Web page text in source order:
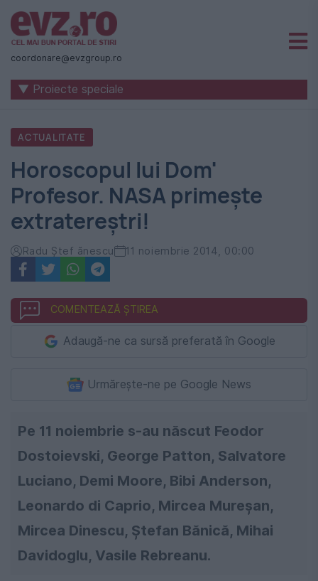
Știri
naționale
internaționale
România
-
Evenimentul
Zilei
coordonare@evzgroup.ro
▼ Proiecte speciale
ACTUALITATE
Horoscopul lui Dom'
Profesor. NASA primeşte
extratereştri!
Radu Ştef ănescu 11 noiembrie 2014, 00:00
COMENTEAZĂ ȘTIREA
Adaugă-ne ca sursă preferată în Google
Urmărește-ne pe Google News
Pe 11 noiembrie s-au născut Feodor
Dostoievski, George Patton, Salvatore
Luciano, Demi Moore, Bibi Anderson,
Leonardo di Caprio, Mircea Mureşan,
Mircea Dinescu, Ştefan Bănică, Mihai
Davidoglu, Vasile Rebreanu.